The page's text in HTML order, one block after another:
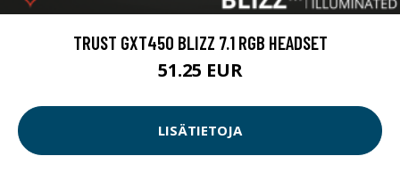
TRUST GXT450 BLIZZ 7.1 RGB HEADSET
51.25 EUR
LISÄTIETOJA